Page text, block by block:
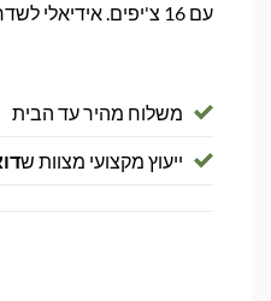
עם 16 צ'יפים. אידיאלי לשדרוג מחשבים ניידים ותיקים.
משלוח מהיר עד הבית
ייעוץ מקצועי מצוות ש